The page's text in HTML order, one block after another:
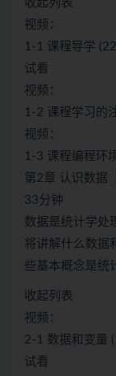
收起列表
视频：
1-1 课程导学
试看
视频：
1-2 课程学习的
视频：
1-3 课程编程环
第2章 认识数据
33分钟
数据是统计学处
将讲解什么数据
些基本概念是统
收起列表
视频：
2-1 数据和变量
试看